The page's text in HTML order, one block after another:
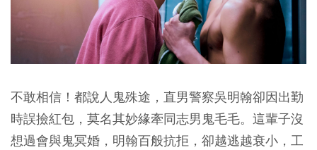
不敢相信！都說人鬼殊途，直男警察吳明翰卻因出勤
時誤撿紅包，莫名其妙緣牽同志男鬼毛毛。這輩子沒
想過會與鬼冥婚，明翰百般抗拒，卻越逃越衰小，工